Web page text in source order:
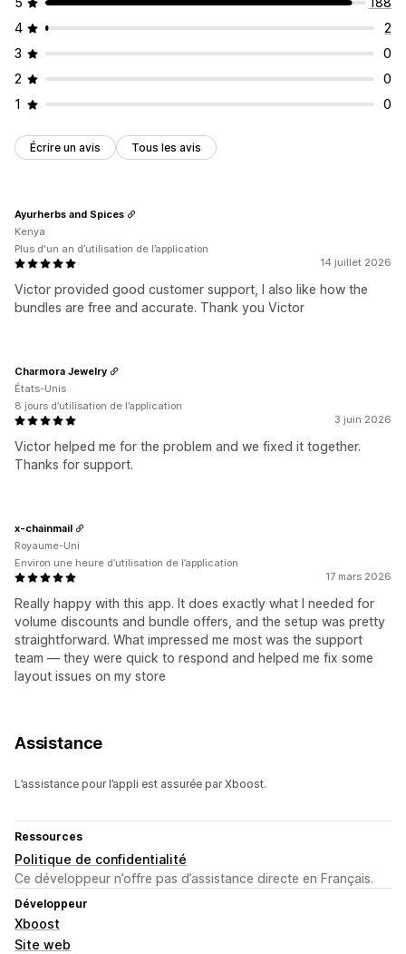
4
2
3
0
2
0
1
0
Écrire un avis Tous les avis
14 juillet 2026
Victor provided good customer support, I also like how the
bundles are free and accurate. Thank you Victor
Ayurherbs and Spices
Kenya
Plus d'un an d’utilisation de l’application
3 juin 2026
Victor helped me for the problem and we fixed it together.
Thanks for support.
Charmora Jewelry
États-Unis
8 jours d’utilisation de l’application
17 mars 2026
Really happy with this app. It does exactly what I needed for
volume discounts and bundle offers, and the setup was pretty
straightforward. What impressed me most was the support
team — they were quick to respond and helped me fix some
layout issues on my store
x-chainmail
Royaume-Uni
Environ une heure d’utilisation de l’application
Assistance
L’assistance pour l’appli est assurée par Xboost.
Ressources
Politique de confidentialité
Ce développeur n’offre pas d’assistance directe en Français.
Développeur
Xboost
Site web